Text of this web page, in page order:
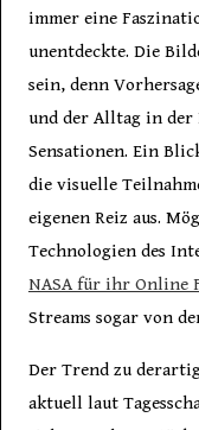
immer eine
unentdeckte. Die
sein, denn
und der Alltag in der
Sensationen. Ein
die visuelle
eigenen Reiz aus.
Technologien des
NASA für ihr Online
Streams sogar von
Der Trend zu
aktuell laut